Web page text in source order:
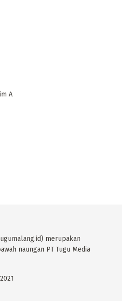
merupakan
naungan PT Tugu Media